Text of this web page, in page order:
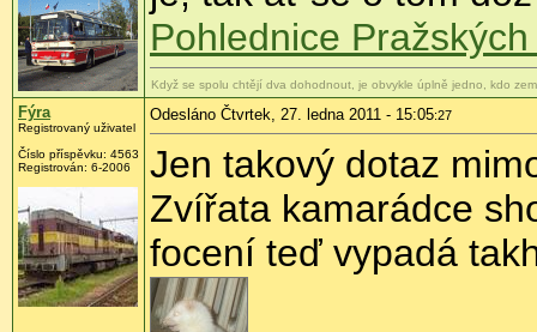
Pohlednice
Když se spolu chtějí dva dohodnout, je obvykle úplně jedno, kdo
Fýra
Registrovaný uživatel
Číslo příspěvku: 4563
Registrován: 6-2006
Odesláno Čtvrtek, 27. ledna 2011 - 15:05:27
Jen takový dotaz
Zvířata kamarádce
focení teď vypadá